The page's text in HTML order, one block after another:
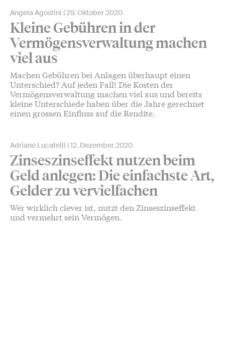
Angela Agostini 29. Oktober 2020
Kleine Gebühren in der
Vermögensverwaltung machen
viel aus
Machen Gebühren bei Anlagen überhaupt einen
Unterschied? Auf jeden Fall! Die Kosten der
Vermögensverwaltung machen viel aus und bereits
kleine Unterschiede haben über die Jahre gerechnet
einen grossen Einfluss auf die Rendite.
Adriano Lucatelli 12. Dezember 2020
Zinseszinseffekt nutzen beim
Geld anlegen: Die einfachste Art,
Gelder zu vervielfachen
Wer wirklich clever ist, nutzt den Zinseszinseffekt
und vermehrt sein Vermögen.